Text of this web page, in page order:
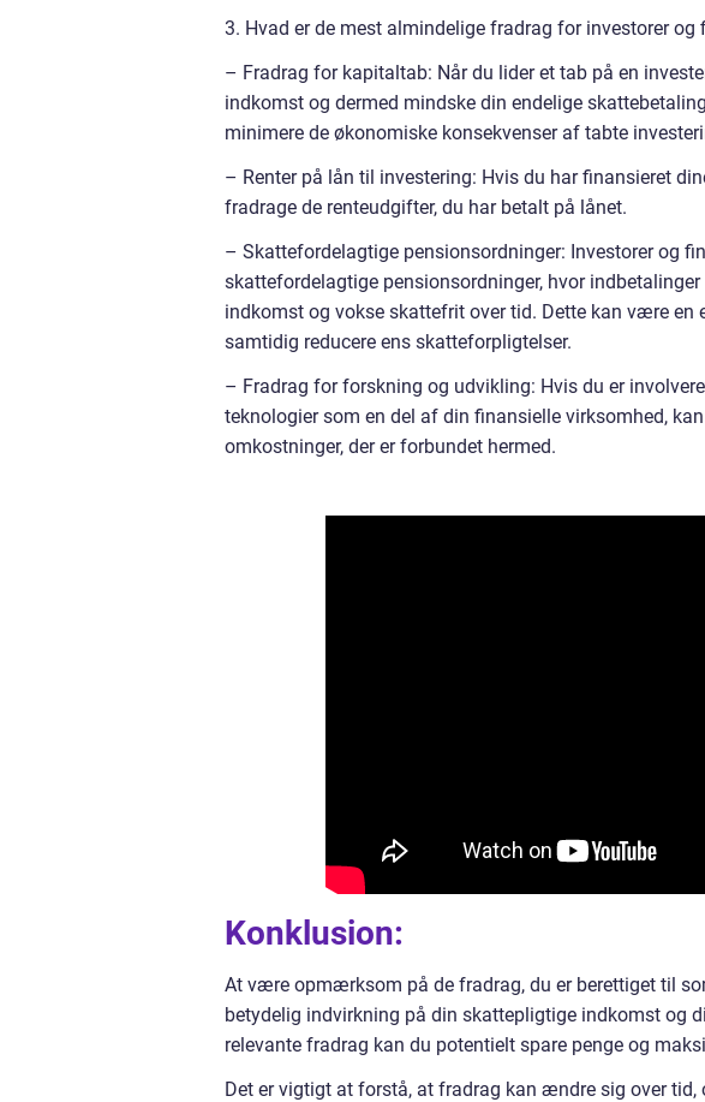
3. Hvad er de mest almindelige fradrag for investorer og
– Fradrag for kapitaltab: Når du lider et tab på en
indkomst og dermed mindske din endelige
minimere de økonomiske konsekvenser af tabte
– Renter på lån til investering: Hvis du har finansieret
fradrage de renteudgifter, du har betalt på lånet.
– Skattefordelagtige pensionsordninger: Investorer og
skattefordelagtige pensionsordninger, hvor
indkomst og vokse skattefrit over tid. Dette kan være
samtidig reducere ens skatteforpligtelser.
– Fradrag for forskning og udvikling: Hvis du er
teknologier som en del af din finansielle virksomhed,
omkostninger, der er forbundet hermed.
Konklusion:
At være opmærksom på de fradrag, du er berettiget til
betydelig indvirkning på din skattepligtige indkomst og
relevante fradrag kan du potentielt spare penge og
Det er vigtigt at forstå, at fradrag kan ændre sig over tid,